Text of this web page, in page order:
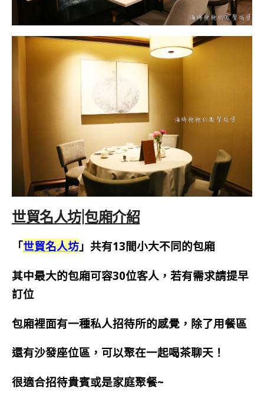
世貿名人坊|包廂介紹
「世貿名人坊 」共有13間小大不同的包廂
其中最大的包廂可容30位客人， 若有需求請提早
訂位
包廂裡面有一種私人招待所的感覺，除了用餐區
還有沙發座位區，可以聚在一起喝茶聊天！
很適合招待貴賓或是家庭聚餐~